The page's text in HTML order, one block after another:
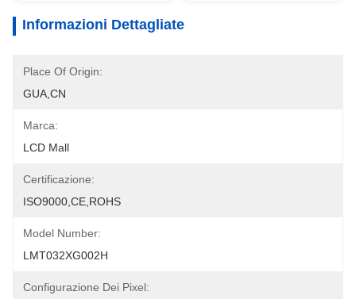
Informazioni Dettagliate
Place Of Origin:
GUA,CN
Marca:
LCD Mall
Certificazione:
ISO9000,CE,ROHS
Model Number:
LMT032XG002H
Configurazione Dei Pixel: